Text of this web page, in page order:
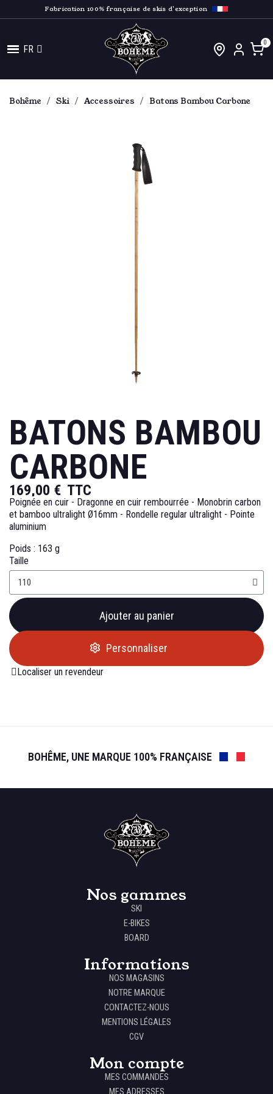
Fabrication 100% française de skis d'exception
FR
Bohême Ski Accessoires Batons Bambou Carbone
BATONS BAMBOU
CARBONE
169,00 € TTC
Poignée en cuir - Dragonne en cuir rembourrée - Monobrin carbon
et bamboo ultralight Ø16mm - Rondelle regular ultralight - Pointe
aluminium
Poids : 163 g
Taille
Ajouter au panier
Personnaliser
Localiser un revendeur
BOHÊME, UNE MARQUE 100% FRANÇAISE
Nos gammes
SKI
E-BIKES
BOARD
Informations
NOS MAGASINS
NOTRE MARQUE
CONTACTEZ-NOUS
MENTIONS LÉGALES
CGV
Mon compte
MES COMMANDES